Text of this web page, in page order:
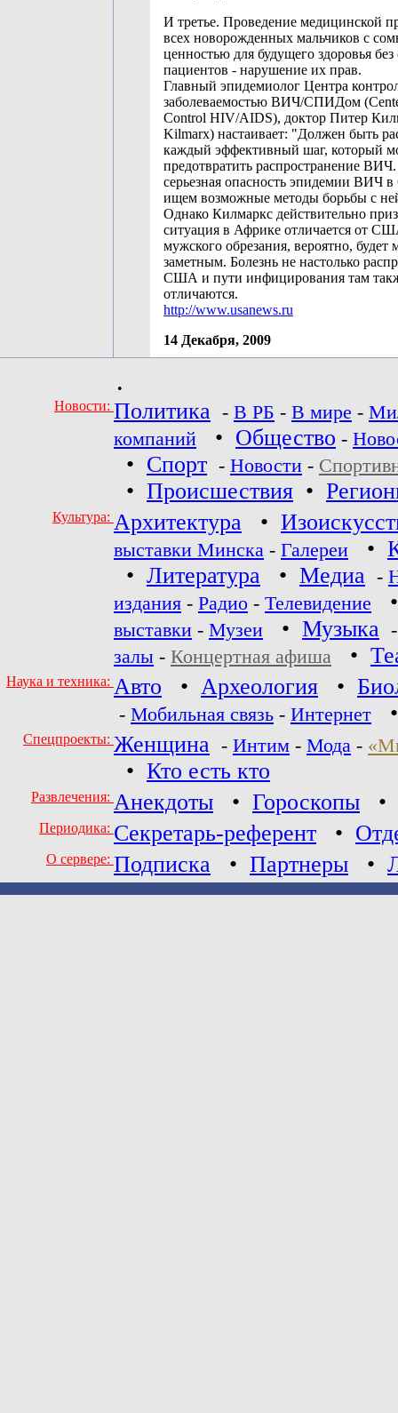
И третье. Проведение медицинской
всех новорожденных мальчиков с
ценностью для будущего здоровья без
пациентов - нарушение их прав.
Главный эпидемиолог Центра
заболеваемостью ВИЧ/СПИДом
Control HIV/AIDS), доктор Питер
Kilmarx) настаивает: "Должен быть
каждый эффективный шаг, который
предотвратить распространение
серьезная опасность эпидемии
ищем возможные методы борьбы с
Однако Килмаркс действительно
ситуация в Африке отличается от
мужского обрезания, вероятно, будет
заметным. Болезнь не настолько
США и пути инфицирования там
отличаются.
http://www.usanews.ru
14 Декабря, 2009
•
Новости: Политика - В РБ - В мире -
компаний
• Общество -
• Спорт - Новости -
• Происшествия •
Культура: Архитектура •
выставки Минска - Галереи •
• Литература • Медиа -
издания - Радио - Телевидение
выставки - Музеи • Музыка
залы - Концертная афиша •
Наука и техника: Авто • Археология •
- Мобильная связь - Интернет
Спецпроекты: Женщина - Интим - Мода -
• Кто есть кто
Развлечения: Анекдоты • Гороскопы •
Периодика: Секретарь-референт •
О сервере: Подписка • Партнеры •